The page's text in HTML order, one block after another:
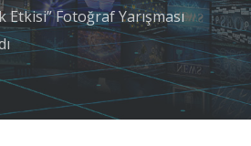
Etkisi” Fotoğraf Yarışması